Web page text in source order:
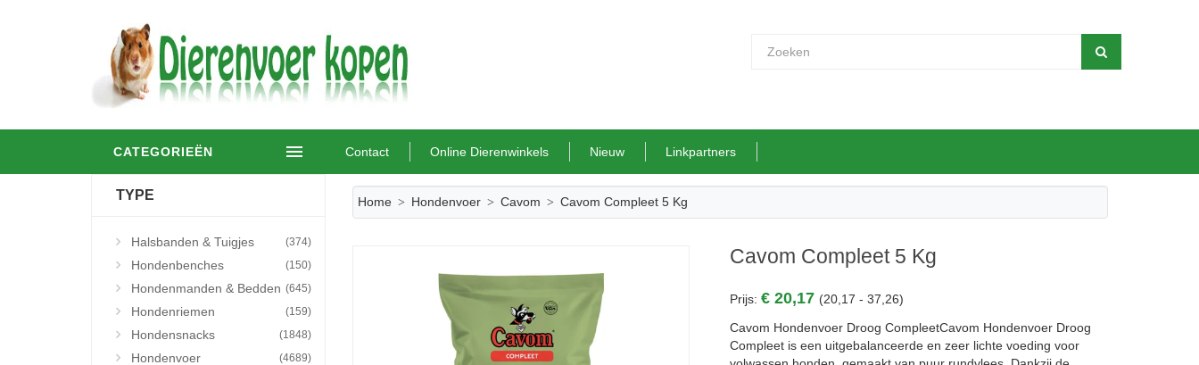
CATEGORIEËN Contact Online Dierenwinkels Nieuw Linkpartners
TYPE
Halsbanden & Tuigjes (374)
Hondenbenches (150)
Hondenmanden & Bedden (645)
Hondenriemen (159)
Hondensnacks (1848)
Hondenvoer (4689)
Home Hondenvoer Cavom Cavom Compleet 5 Kg
Cavom Compleet 5 Kg
Prijs:€ 20,17 (20,17 - 37,26)
Cavom Hondenvoer Droog CompleetCavom Hondenvoer Droog
Compleet is een uitgebalanceerde en zeer lichte voeding voor